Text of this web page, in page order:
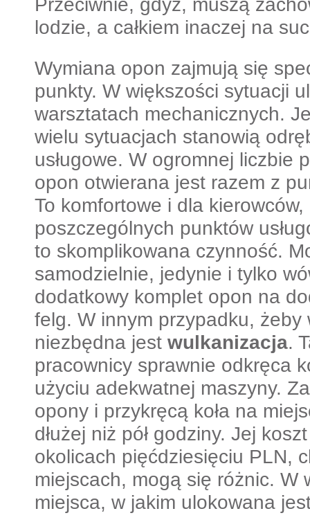
Przeciwnie, gdyż, muszą
lodzie, a całkiem inaczej na
Wymiana opon zajmują się
punkty. W większości sytuacji
warsztatach mechanicznych.
wielu sytuacjach stanowią
usługowe. W ogromnej liczbie
opon otwierana jest razem z
To komfortowe i dla kierowców,
poszczególnych punktów
to skomplikowana czynność.
samodzielnie, jedynie i tylko
dodatkowy komplet opon na
felg. W innym przypadku, żeby
niezbędna jest wulkanizacja.
pracownicy sprawnie odkręca
użyciu adekwatnej maszyny.
opony i przykręcą koła na
dłużej niż pół godziny. Jej
okolicach pięćdziesięciu PLN,
miejscach, mogą się różnic. W
miejsca, w jakim ulokowana